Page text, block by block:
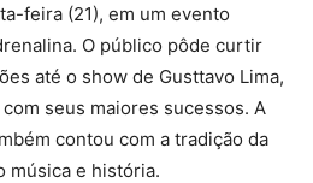
feira (21), em um evento
O público pôde curtir
até o show de Gusttavo Lima,
seus maiores sucessos. A
contou com a tradição da
música e história.